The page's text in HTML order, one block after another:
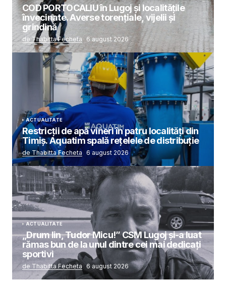
COD PORTOCALIU în Lugoj și localitățile
învecinate. Averse torențiale, vijelii și
grindină
de Thabitta Fecheta 6 august 2026
ACTUALITATE
Restricții de apă vineri în patru localități din
Timiș. Aquatim spală rețelele de distribuție
de Thabitta Fecheta 6 august 2026
ACTUALITATE
„Drum lin, Tudor Micu!” CSM Lugoj și-a luat
rămas bun de la unul dintre cei mai dedicați
sportivi
de Thabitta Fecheta 6 august 2026